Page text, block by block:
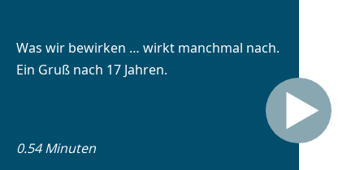
Was wir bewirken … wirkt manchmal nach.
Ein Gruß nach 17 Jahren.
0.54 Minuten